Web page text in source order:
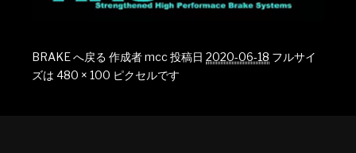
BRAKE へ戻る 作成者mcc投稿日 2020-06-18 フルサイ
ズは 480 × 100 ピクセルです